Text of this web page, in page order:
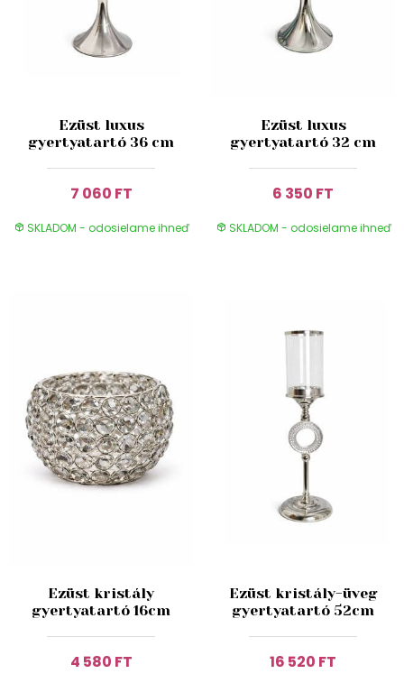
Ezüst luxus
gyertyatartó 36 cm
7 060 FT
SKLADOM - odosielame ihneď
Ezüst luxus
gyertyatartó 32 cm
6 350 FT
SKLADOM - odosielame ihneď
Ezüst kristály
gyertyatartó 16cm
4 580 FT
Ezüst kristály-üveg
gyertyatartó 52cm
16 520 FT